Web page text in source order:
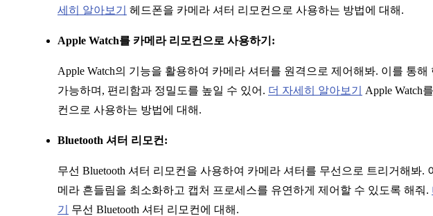
세히 알아보기
헤드폰을 카메라 셔터 리모컨으로 사용하는 방법에 대해.
Apple Watch를 카메라 리모컨으로 사용하기:
Apple Watch의 기능을 활용하여 카메라 셔터를 원격으로 제어해봐. 이를 통해
가능하며, 편리함과 정밀도를 높일 수 있어. 더 자세히 알아보기
Apple Watch
컨으로 사용하는 방법에 대해.
Bluetooth 셔터 리모컨:
무선 Bluetooth 셔터 리모컨을 사용하여 카메라 셔터를 무선으로 트리거해봐.
메라 흔들림을 최소화하고 캡처 프로세스를 유연하게 제어할 수 있도록 해줘.
기
무선 Bluetooth 셔터 리모컨에 대해.